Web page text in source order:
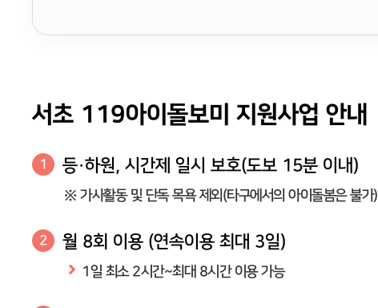
서초 119아이돌보미 지원사업 안내
1 등·하원, 시간제 일시 보호(도보 15분 이내)
※ 가사활동 및 단독 목욕 제외(타구에서의 아이돌봄은 불가)
2 월 8회 이용 (연속이용 최대 3일)
1일 최소 2시간~최대 8시간 이용 가능